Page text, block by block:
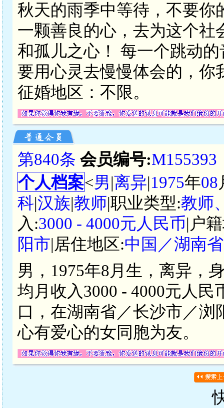
秋天的雨季中等待，不要你
一颗善良的心，去为这个社
和孤儿之心！ 每一个跳动
要用心灵去慢慢体会的，你
征婚地区：不限。
第840条 会员编号:M155393
个人档案<男|离异|1975年08
科|汉族|教师|职业类型:教师
入:3000 - 4000元人民币|户
阳市|居住地区:中国／湖南
男，1975年8月生，离异，
均月收入3000 - 4000元人
口，在湖南省／长沙市／
心有爱心的女同胞为友。